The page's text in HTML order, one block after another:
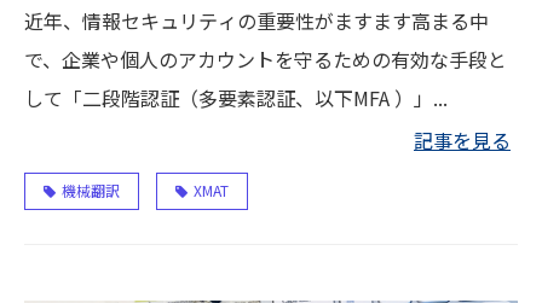
近年、情報セキュリティの重要性がますます高まる中
で、企業や個人のアカウントを守るための有効な手段と
して「二段階認証（多要素認証、以下MFA ）」...
記事を見る
機械翻訳 XMAT